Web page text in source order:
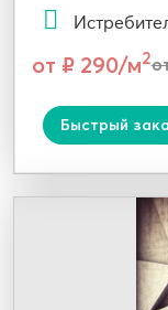
от ₽ 290/м2
Быстрый